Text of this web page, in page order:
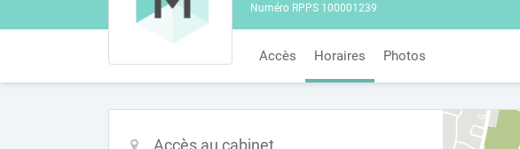
Numéro RPPS 100001239
Accès Horaires Photos
Accès au cabinet